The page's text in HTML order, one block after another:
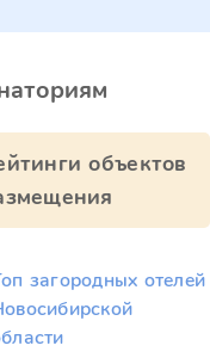
объектов
загородных отелей